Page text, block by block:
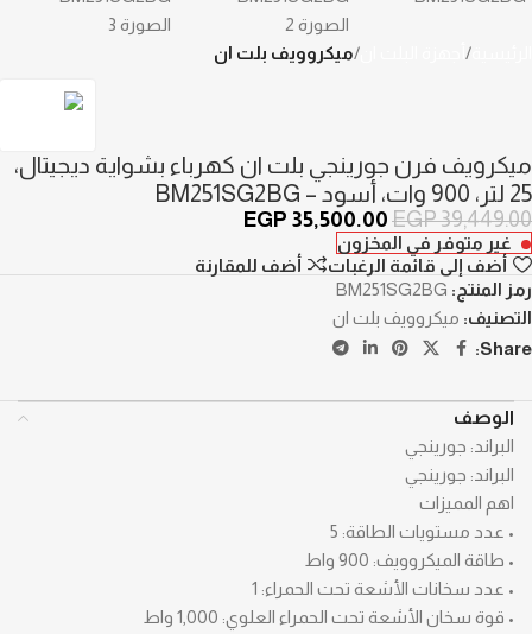
ميكروويف بلت ان
ميكرويف فرن جورينجي بلت ان كهرباء بشواية ديجيتال،
25 لتر، 900 وات، أسود – BM251SG2BG
EGP39,449.00
EGP 35,500.00
غير متوفر في المخزون
أضف إلى قائمة الرغبات
أضف للمقارنة
رمز المنتج: BM251SG2BG
التصنيف: ميكروويف بلت ان
Share:
الوصف
البراند: جورينجي
البراند: جورينجي
اهم المميزات
• عدد مستويات الطاقة: 5
• طاقة الميكروويف: 900 واط
• عدد سخانات الأشعة تحت الحمراء: 1
• قوة سخان الأشعة تحت الحمراء العلوي: 1,000 واط